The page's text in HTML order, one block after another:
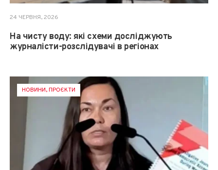
24 ЧЕРВНЯ, 2026
На чисту воду: які схеми досліджують
журналісти-розслідувачі в регіонах
НОВИНИ,ПРОЄКТИ